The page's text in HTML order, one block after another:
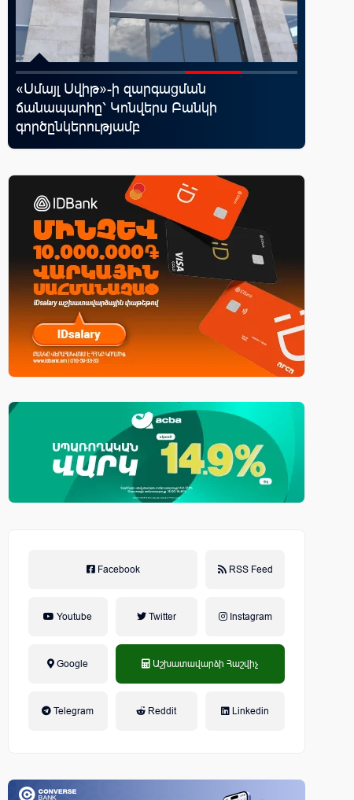
«Սմայլ Սվիթ»-ի զարգացման
ճանապարհը՝ Կոնվերս Բանկի
գործընկերությամբ
Facebook RSS Feed
Youtube Twitter Instagram
Google Աշխատավարձի Հաշվիչ
Telegram Reddit Linkedin